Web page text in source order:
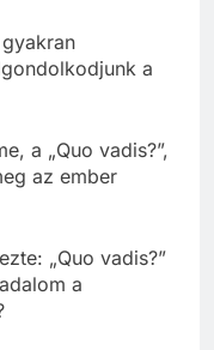
a
a „Quo vadis?”,
az ember
„Quo vadis?”
a